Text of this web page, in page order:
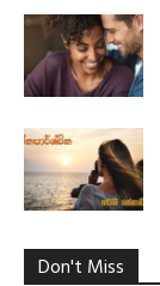
Don't Miss